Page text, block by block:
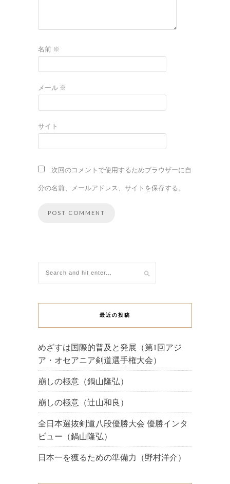
名前 ※
メール ※
サイト
次回のコメントで使用するためブラウザーに自
分の名前、メールアドレス、サイトを保存する。
最近の投稿
めざすは国際的普及と発展（第1回アジ
ア・オセアニア剣道選手権大会）
崩しの極意（鍋山隆弘）
崩しの極意（辻山和良）
全日本選抜剣道八段優勝大会 優勝インタ
ビュー（鍋山隆弘）
日本一を獲るための準備力（野村洋介）